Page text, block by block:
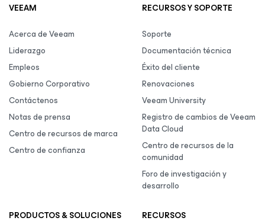
VEEAM
Acerca de Veeam
Liderazgo
Empleos
Gobierno Corporativo
Contáctenos
Notas de prensa
Centro de recursos de marca
Centro de confianza
RECURSOS Y SOPORTE
Soporte
Documentación técnica
Éxito del cliente
Renovaciones
Veeam University
Registro de cambios de Veeam
Data Cloud
Centro de recursos de la
comunidad
Foro de investigación y
desarrollo
PRODUCTOS & SOLUCIONES
RECURSOS